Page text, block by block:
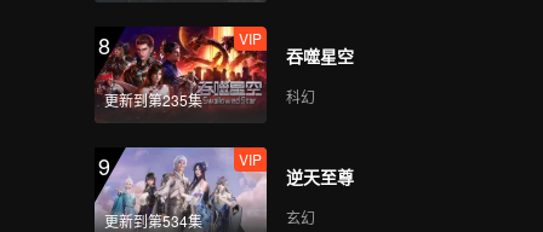
8
更新到第235集
VIP
吞噬星空
科幻
9
更新到第534集
VIP
逆天至尊
玄幻